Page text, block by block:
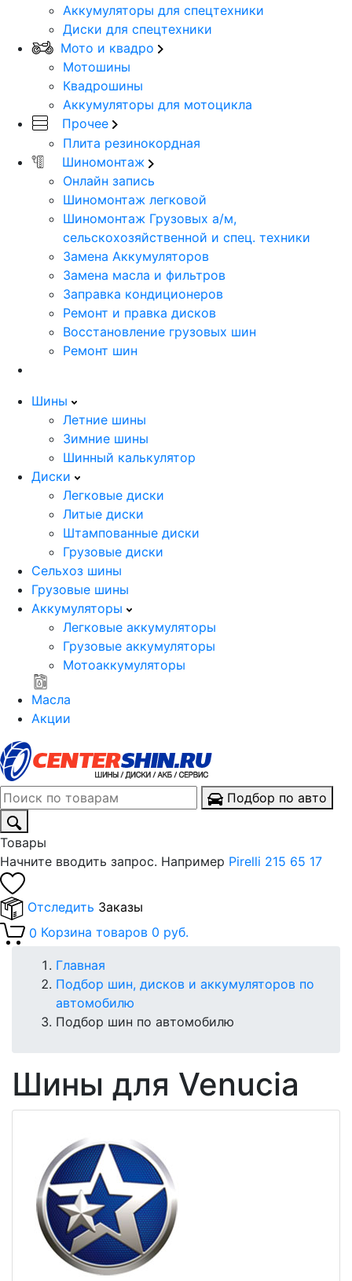
Аккумуляторы для спецтехники
Диски для спецтехники
Мото и квадро
Мотошины
Квадрошины
Аккумуляторы для мотоцикла
Прочее
Плита резинокордная
Шиномонтаж
Онлайн запись
Шиномонтаж легковой
Шиномонтаж Грузовых а/м,
сельскохозяйственной и спец. техники
Замена Аккумуляторов
Замена масла и фильтров
Заправка кондиционеров
Ремонт и правка дисков
Восстановление грузовых шин
Ремонт шин
Шины
Летние шины
Зимние шины
Шинный калькулятор
Диски
Легковые диски
Литые диски
Штампованные диски
Грузовые диски
Сельхоз шины
Грузовые шины
Аккумуляторы
Легковые аккумуляторы
Грузовые аккумуляторы
Мотоаккумуляторы
Масла
Акции
Подбор по авто
Товары
Начните вводить запрос. Например Pirelli 215 65 17
Отследить Заказы
0 Корзина товаров 0 руб.
Главная
Подбор шин, дисков и аккумуляторов по
автомобилю
Подбор шин по автомобилю
Шины для Venucia